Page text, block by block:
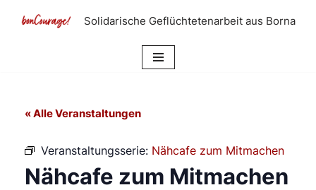
Solidarische Geflüchtetenarbeit aus Borna
« Alle Veranstaltungen
Veranstaltungsserie: Nähcafe zum Mitmachen
Nähcafe zum Mitmachen